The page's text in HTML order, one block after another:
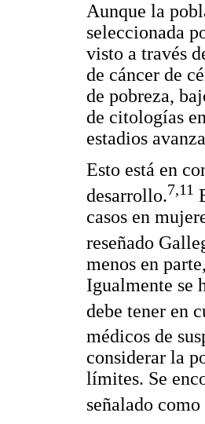
Aunque la
seleccionada
visto a través
de cáncer de
de pobreza,
de citologías
estadios
Esto está en
desarrollo.7,11
casos en
reseñado
menos en
Igualmente se
debe tener en
médicos de
considerar la
límites. Se
señalado